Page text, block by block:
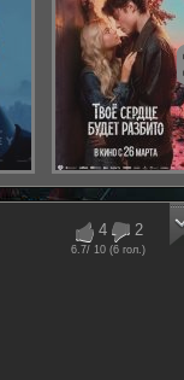
4 2
6.7/ 10 (6 гол.)